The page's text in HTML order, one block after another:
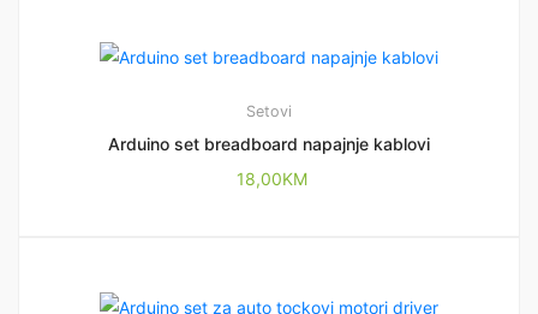
Setovi
Arduino set breadboard napajnje kablovi
18,00KM